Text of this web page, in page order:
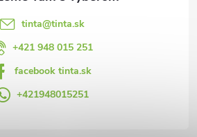
tinta@tinta.sk
+421 948 015 251
facebook tinta.sk
+421948015251